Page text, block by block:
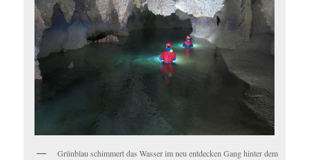
Grünblau schimmert das Wasser im neu entdecken Gang hinter dem